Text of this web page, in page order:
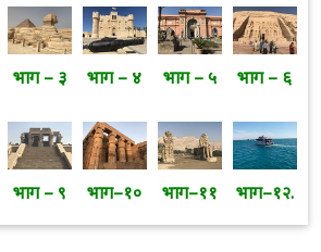
भाग – ३ भाग – ४ भाग – ५ भाग – ६
भाग – ९ भाग–१० भाग–११ भाग–१२.